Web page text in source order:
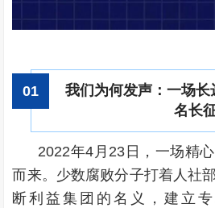
01
我们为何发声：一场
名长
2022年4月23日，一场精
而来。少数腐败分子打着人社
断利益集团的名义，建立